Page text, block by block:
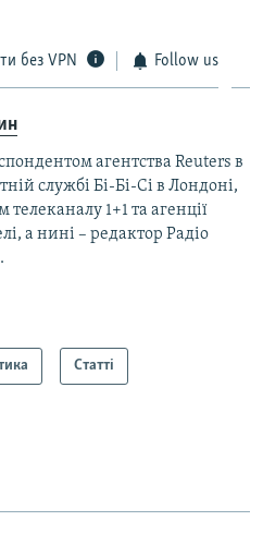
без VPN Follow us
агентства Reuters в
службі Бі-Бі-Сі в Лондоні,
1+1 та агенції
а нині – редактор Радіо
Статті